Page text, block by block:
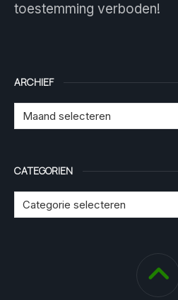
toestemming verboden!
ARCHIEF
CATEGORIEN